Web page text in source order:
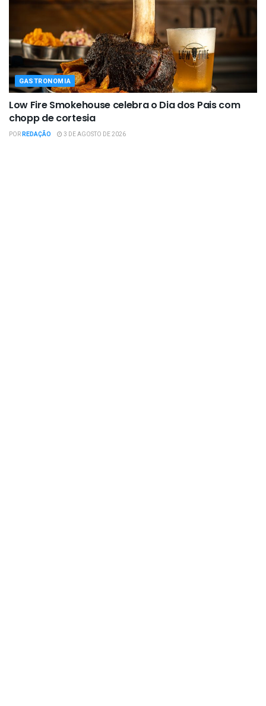
GASTRONOMIA
Low Fire Smokehouse celebra o Dia dos Pais com
chopp de cortesia
PORREDAÇÃO 3 DE AGOSTO DE 2026